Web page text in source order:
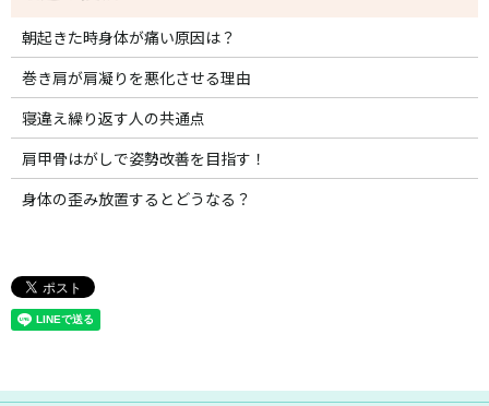
朝起きた時身体が痛い原因は？
巻き肩が肩凝りを悪化させる理由
寝違え繰り返す人の共通点
肩甲骨はがしで姿勢改善を目指す！
身体の歪み放置するとどうなる？